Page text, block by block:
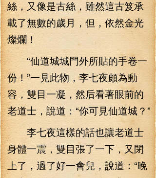
絲，又像是古絲，雖然這古笈承
載了無數的歲月，但，依然金光
燦爛！
“仙道城城門外所貼的手卷一
份！”一見此物，李七夜頗為動
容，雙目一凝，然后看著眼前的
老道士，說道：“你可見仙道城？”
李七夜這樣的話也讓老道士
身體一震，雙目張了一下，又閉
上了，過了好一會兒，說道：“晚